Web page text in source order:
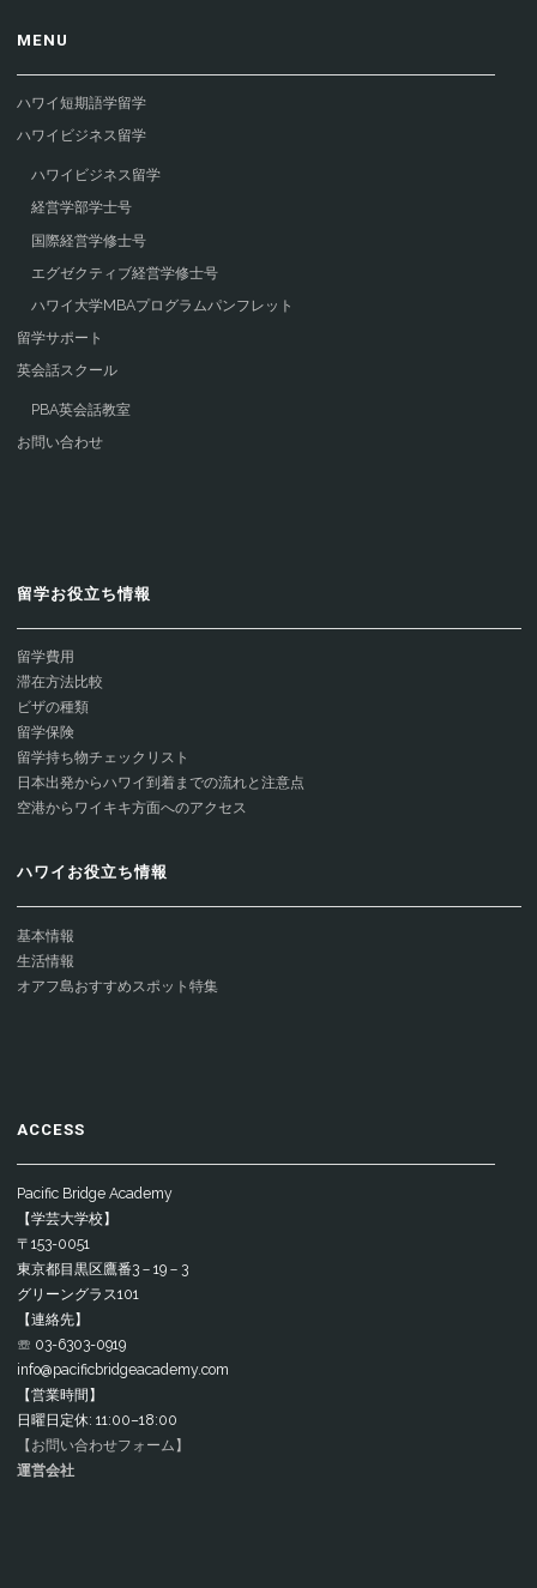
MENU
ハワイ短期語学留学
ハワイビジネス留学
ハワイビジネス留学
経営学部学士号
国際経営学修士号
エグゼクティブ経営学修士号
ハワイ大学MBAプログラムパンフレット
留学サポート
英会話スクール
PBA英会話教室
お問い合わせ
留学お役立ち情報
留学費用
滞在方法比較
ビザの種類
留学保険
留学持ち物チェックリスト
日本出発からハワイ到着までの流れと注意点
空港からワイキキ方面へのアクセス
ハワイお役立ち情報
基本情報
生活情報
オアフ島おすすめスポット特集
ACCESS
Pacific Bridge Academy
【学芸大学校】
〒153-0051
東京都目黒区鷹番3－19－3
グリーングラス101
【連絡先】
☏ 03-6303-0919
info@pacificbridgeacademy.com
【営業時間】
日曜日定休: 11:00–18:00
【お問い合わせフォーム】
運営会社